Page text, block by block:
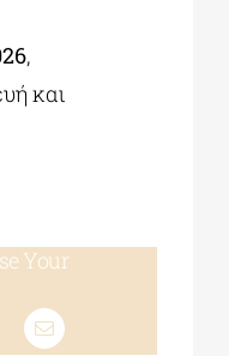
,
και
Your